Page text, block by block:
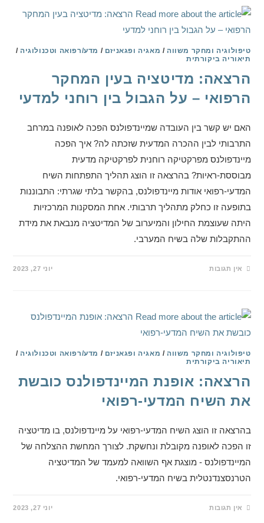
טיפולוגיה ומחקר משווה / מאגיה ופגאניזם / מדע/רפואה וטכנולוגיה /
תיאוריה ביקורתית
הרצאה: מדיטציה בעין המחקר
הרפואי – על הגבול בין רוחני למדעי
האם יש קשר בין העובדה שמיינדפולנס הפכה לאופנה במרחב
התרבותי לבין ההכרה המדעית שזכתה לה? איך הפכה
מיינדפולנס מפרקטיקה רוחנית לפרקטיקה מדעית
מבוססת-ראיות? בהרצאה זו הוצג תהליך התפתחות השיח
המדעי-רפואי אודות מיינדפולנס, בהקשר בלתי שגרתי: התבוננות
בתופעה זו כחלק מתהליך תרבותי. אחת המסקנות המרכזיות
היתה שעוצמת החילון והמיערוב של המדיטציה מנבאת את מידת
ההתקבלות שלה בשיח המערבי.
אין תגובות יוני 27, 2023
טיפולוגיה ומחקר משווה / מאגיה ופגאניזם / מדע/רפואה וטכנולוגיה /
תיאוריה ביקורתית
הרצאה: אופנת המיינדפולנס כובשת
את השיח המדעי-רפואי
בהרצאה זו הוצג השיח המדעי-רפואי על מיינדפולנס, בו מדיטציה
זו הפכה לאופנה מקובלת ונחשקת. לצורך המחשת ההצלחה של
המיינדפולנס - מוצגת אף השוואה למעמד של המדיטציה
הטרנסצנדנטלית בשיח המדעי-רפואי.
אין תגובות יוני 27, 2023